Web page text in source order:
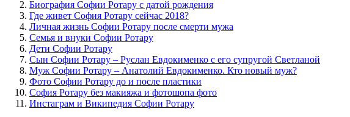
Биография Софии Ротару с датой рождения
Где живет София Ротару сейчас 2018?
Личная жизнь Софии Ротару после смерти мужа
Семья и внуки Софии Ротару
Дети Софии Ротару
Сын Софии Ротару – Руслан Евдокименко с его супругой Светланой
Муж Софии Ротару – Анатолий Евдокименко. Кто новый муж?
Фото Софии Ротару до и после пластики
София Ротару без макияжа и фотошопа фото
Инстаграм и Википедия Софии Ротару